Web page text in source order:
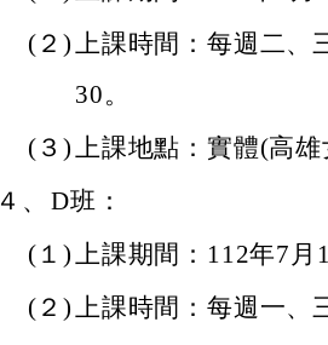
(２)上課時間：每週二、
30。
(３)上課地點：實體(高雄
４、 D班：
(１)上課期間：112年7月
(２)上課時間：每週一、